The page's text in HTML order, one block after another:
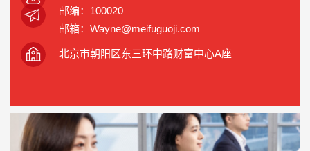
邮编：100020
邮箱：Wayne@meifuguoji.com
北京市朝阳区东三环中路财富中心A座